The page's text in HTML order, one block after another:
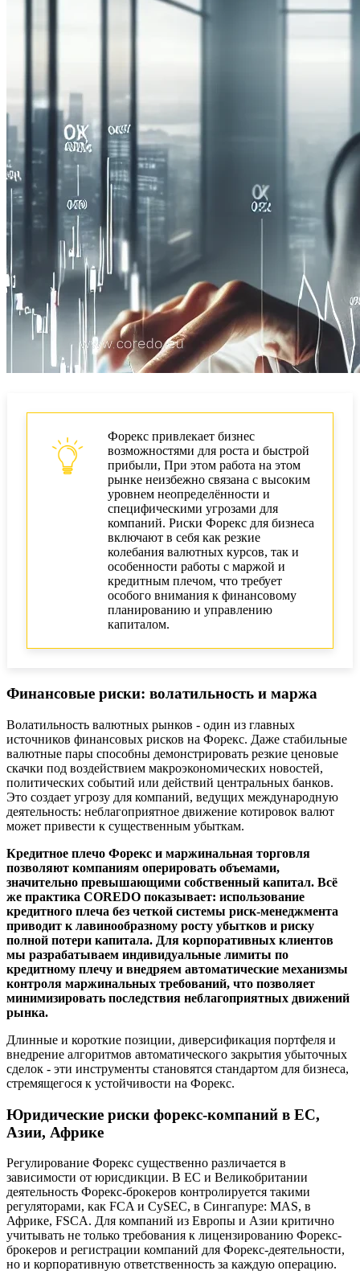
Форекс привлекает бизнес
возможностями для роста и быстрой
прибыли, При этом работа на этом
рынке неизбежно связана с высоким
уровнем неопределённости и
специфическими угрозами для
компаний. Риски Форекс для бизнеса
включают в себя как резкие
колебания валютных курсов, так и
особенности работы с маржой и
кредитным плечом, что требует
особого внимания к финансовому
планированию и управлению
капиталом.
Финансовые риски: волатильность и маржа
Волатильность валютных рынков - один из главных
источников финансовых рисков на Форекс. Даже стабильные
валютные пары способны демонстрировать резкие ценовые
скачки под воздействием макроэкономических новостей,
политических событий или действий центральных банков.
Это создает угрозу для компаний, ведущих международную
деятельность: неблагоприятное движение котировок валют
может привести к существенным убыткам.
Кредитное плечо Форекс и маржинальная торговля
позволяют компаниям оперировать объемами,
значительно превышающими собственный капитал. Всё
же практика COREDO показывает: использование
кредитного плеча без четкой системы риск-менеджмента
приводит к лавинообразному росту убытков и риску
полной потери капитала. Для корпоративных клиентов
мы разрабатываем индивидуальные лимиты по
кредитному плечу и внедряем автоматические механизмы
контроля маржинальных требований, что позволяет
минимизировать последствия неблагоприятных движений
рынка.
Длинные и короткие позиции, диверсификация портфеля и
внедрение алгоритмов автоматического закрытия убыточных
сделок - эти инструменты становятся стандартом для бизнеса,
стремящегося к устойчивости на Форекс.
Юридические риски форекс-компаний в ЕС,
Азии, Африке
Регулирование Форекс существенно различается в
зависимости от юрисдикции. В ЕС и Великобритании
деятельность Форекс-брокеров контролируется такими
регуляторами, как FCA и CySEC, в Сингапуре: MAS, в
Африке, FSCA. Для компаний из Европы и Азии критично
учитывать не только требования к лицензированию Форекс-
брокеров и регистрации компаний для Форекс-деятельности,
но и корпоративную ответственность за каждую операцию.